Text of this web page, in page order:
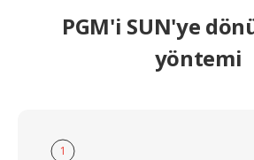
PGM'i SUN'ye
yöntemi
1